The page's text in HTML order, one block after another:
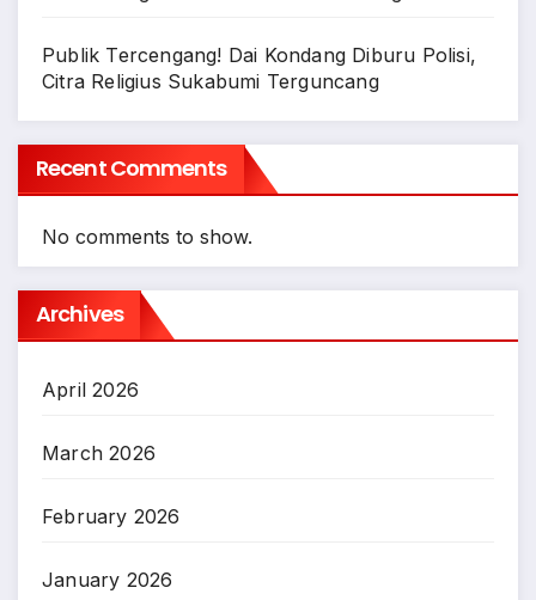
Publik Tercengang! Dai Kondang Diburu Polisi,
Citra Religius Sukabumi Terguncang
Recent Comments
No comments to show.
Archives
April 2026
March 2026
February 2026
January 2026